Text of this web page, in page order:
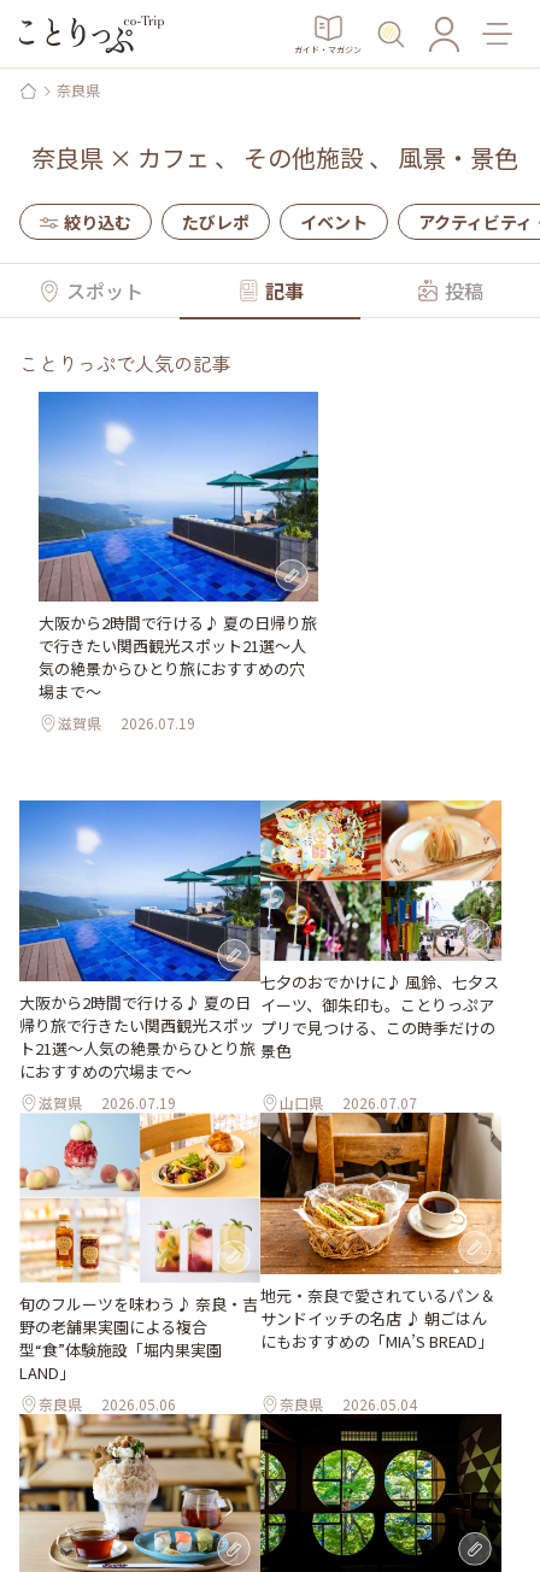
ガイド・マガジン
奈良県
奈良県 × カフェ 、 その他施設、 風景・景色
絞り込む たびレポ イベント アクティビティ
スポット 記事 投稿
ことりっぷで人気の記事
大阪から2時間で行ける♪ 夏の日帰り旅
で行きたい関西観光スポット21選～人
気の絶景からひとり旅におすすめの穴
場まで～
滋賀県 2026.07.19
大阪から2時間で行ける♪ 夏の日
帰り旅で行きたい関西観光スポッ
ト21選～人気の絶景からひとり旅
におすすめの穴場まで～
滋賀県 2026.07.19
七夕のおでかけに♪ 風鈴、七夕ス
イーツ、御朱印も。ことりっぷア
プリで見つける、この時季だけの
景色
山口県 2026.07.07
旬のフルーツを味わう♪ 奈良・吉
野の老舗果実園による複合
型“食”体験施設「堀内果実園
LAND」
奈良県 2026.05.06
地元・奈良で愛されているパン＆
サンドイッチの名店 ♪ 朝ごはん
にもおすすめの「MIA’S BREAD」
奈良県 2026.05.04